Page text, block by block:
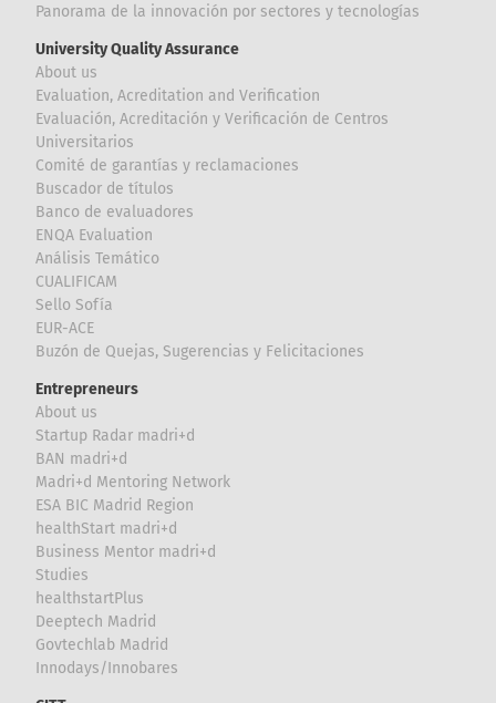
Panorama de la innovación por sectores y tecnologías
University Quality Assurance
About us
Evaluation, Acreditation and Verification
Evaluación, Acreditación y Verificación de Centros
Universitarios
Comité de garantías y reclamaciones
Buscador de títulos
Banco de evaluadores
ENQA Evaluation
Análisis Temático
CUALIFICAM
Sello Sofía
EUR-ACE
Buzón de Quejas, Sugerencias y Felicitaciones
Entrepreneurs
About us
Startup Radar madri+d
BAN madri+d
Madri+d Mentoring Network
ESA BIC Madrid Region
healthStart madri+d
Business Mentor madri+d
Studies
healthstartPlus
Deeptech Madrid
Govtechlab Madrid
Innodays/Innobares